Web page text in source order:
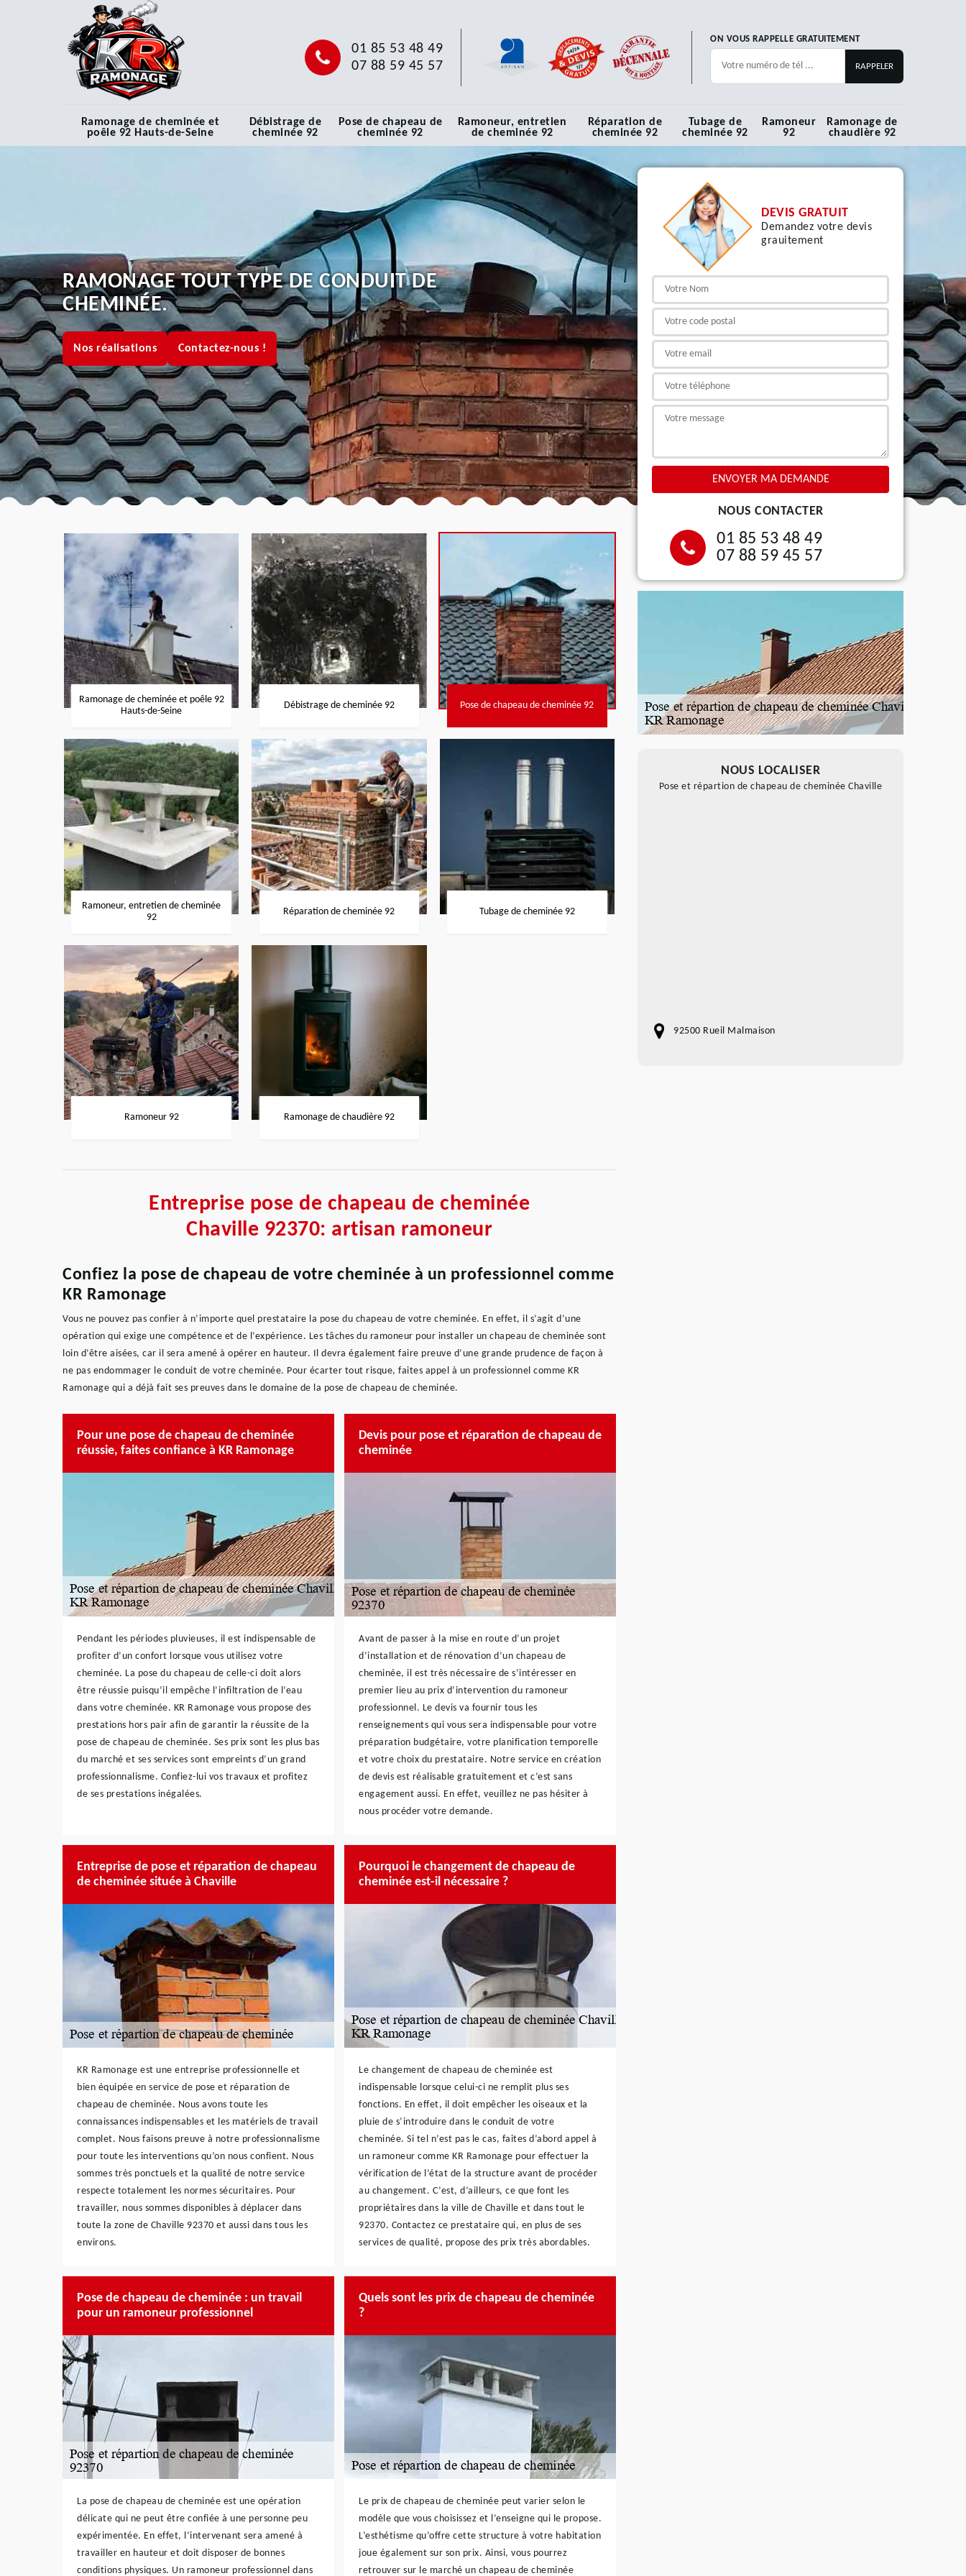
01 85 53 48 49
07 88 59 45 57
ON VOUS RAPPELLE GRATUITEMENT
Ramonage de cheminée et
poêle 92 Hauts-de-Seine
Débistrage de
cheminée 92
Pose de chapeau de
cheminée 92
Ramoneur, entretien
de cheminée 92
Réparation de
cheminée 92
Tubage de
cheminée 92
Ramoneur
92
Ramonage de
chaudière 92
RAMONAGE TOUT TYPE DE CONDUIT DE
CHEMINÉE.
Nos réalisations Contactez-nous !
Ramonage de cheminée et poêle 92
Hauts-de-Seine
Débistrage de cheminée 92 Pose de chapeau de cheminée 92
Ramoneur, entretien de cheminée
92
Réparation de cheminée 92 Tubage de cheminée 92
Ramoneur 92 Ramonage de chaudière 92
Entreprise pose de chapeau de cheminée
Chaville 92370: artisan ramoneur
Confiez la pose de chapeau de votre cheminée à un professionnel comme
KR Ramonage
Vous ne pouvez pas confier à n’importe quel prestataire la pose du chapeau de votre cheminée. En effet, il s’agit d’une
opération qui exige une compétence et de l’expérience. Les tâches du ramoneur pour installer un chapeau de cheminée sont
loin d’être aisées, car il sera amené à opérer en hauteur. Il devra également faire preuve d’une grande prudence de façon à
ne pas endommager le conduit de votre cheminée. Pour écarter tout risque, faites appel à un professionnel comme KR
Ramonage qui a déjà fait ses preuves dans le domaine de la pose de chapeau de cheminée.
Pour une pose de chapeau de cheminée
réussie, faites confiance à KR Ramonage
Pendant les périodes pluvieuses, il est indispensable de
profiter d’un confort lorsque vous utilisez votre
cheminée. La pose du chapeau de celle-ci doit alors
être réussie puisqu’il empêche l’infiltration de l’eau
dans votre cheminée. KR Ramonage vous propose des
prestations hors pair afin de garantir la réussite de la
pose de chapeau de cheminée. Ses prix sont les plus bas
du marché et ses services sont empreints d’un grand
professionnalisme. Confiez-lui vos travaux et profitez
de ses prestations inégalées.
Devis pour pose et réparation de chapeau de
cheminée
Avant de passer à la mise en route d’un projet
d’installation et de rénovation d’un chapeau de
cheminée, il est très nécessaire de s’intéresser en
premier lieu au prix d’intervention du ramoneur
professionnel. Le devis va fournir tous les
renseignements qui vous sera indispensable pour votre
préparation budgétaire, votre planification temporelle
et votre choix du prestataire. Notre service en création
de devis est réalisable gratuitement et c’est sans
engagement aussi. En effet, veuillez ne pas hésiter à
nous procéder votre demande.
Entreprise de pose et réparation de chapeau
de cheminée située à Chaville
KR Ramonage est une entreprise professionnelle et
bien équipée en service de pose et réparation de
chapeau de cheminée. Nous avons toute les
connaissances indispensables et les matériels de travail
complet. Nous faisons preuve à notre professionnalisme
pour toute les interventions qu’on nous confient. Nous
sommes très ponctuels et la qualité de notre service
respecte totalement les normes sécuritaires. Pour
travailler, nous sommes disponibles à déplacer dans
toute la zone de Chaville 92370 et aussi dans tous les
environs.
Pourquoi le changement de chapeau de
cheminée est-il nécessaire ?
Le changement de chapeau de cheminée est
indispensable lorsque celui-ci ne remplit plus ses
fonctions. En effet, il doit empêcher les oiseaux et la
pluie de s’introduire dans le conduit de votre
cheminée. Si tel n’est pas le cas, faites d’abord appel à
un ramoneur comme KR Ramonage pour effectuer la
vérification de l’état de la structure avant de procéder
au changement. C’est, d’ailleurs, ce que font les
propriétaires dans la ville de Chaville et dans tout le
92370. Contactez ce prestataire qui, en plus de ses
services de qualité, propose des prix très abordables.
Pose de chapeau de cheminée : un travail
pour un ramoneur professionnel
La pose de chapeau de cheminée est une opération
délicate qui ne peut être confiée à une personne peu
expérimentée. En effet, l’intervenant sera amené à
travailler en hauteur et doit disposer de bonnes
conditions physiques. Un ramoneur professionnel dans
Quels sont les prix de chapeau de cheminée
?
Le prix de chapeau de cheminée peut varier selon le
modèle que vous choisissez et l’enseigne qui le propose.
L’esthétisme qu’offre cette structure à votre habitation
joue également sur son prix. Ainsi, vous pourrez
retrouver sur le marché un chapeau de cheminée
DEVIS GRATUIT
Demandez votre devis
grauitement
NOUS CONTACTER
01 85 53 48 49
07 88 59 45 57
NOUS LOCALISER
Pose et répartion de chapeau de cheminée Chaville
92500 Rueil Malmaison